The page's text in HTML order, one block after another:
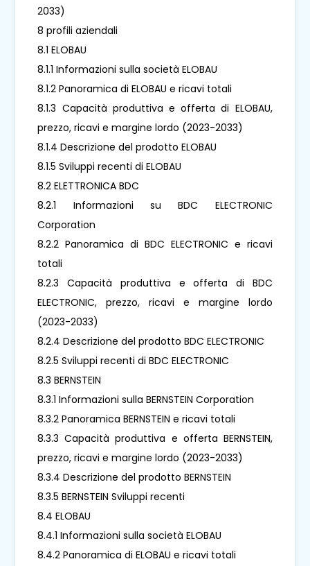
2033)
8 profili aziendali
8.1 ELOBAU
8.1.1 Informazioni sulla società ELOBAU
8.1.2 Panoramica di ELOBAU e ricavi totali
8.1.3 Capacità produttiva e offerta di ELOBAU,
prezzo, ricavi e margine lordo (2023-2033)
8.1.4 Descrizione del prodotto ELOBAU
8.1.5 Sviluppi recenti di ELOBAU
8.2 ELETTRONICA BDC
8.2.1 Informazioni su BDC ELECTRONIC
Corporation
8.2.2 Panoramica di BDC ELECTRONIC e ricavi
totali
8.2.3 Capacità produttiva e offerta di BDC
ELECTRONIC, prezzo, ricavi e margine lordo
(2023-2033)
8.2.4 Descrizione del prodotto BDC ELECTRONIC
8.2.5 Sviluppi recenti di BDC ELECTRONIC
8.3 BERNSTEIN
8.3.1 Informazioni sulla BERNSTEIN Corporation
8.3.2 Panoramica BERNSTEIN e ricavi totali
8.3.3 Capacità produttiva e offerta BERNSTEIN,
prezzo, ricavi e margine lordo (2023-2033)
8.3.4 Descrizione del prodotto BERNSTEIN
8.3.5 BERNSTEIN Sviluppi recenti
8.4 ELOBAU
8.4.1 Informazioni sulla società ELOBAU
8.4.2 Panoramica di ELOBAU e ricavi totali